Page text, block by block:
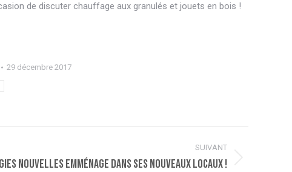
de discuter chauffage aux granulés et jouets en bois !
29 décembre 2017
SUIVANT
Nouvelles emménage dans ses nouveaux locaux !